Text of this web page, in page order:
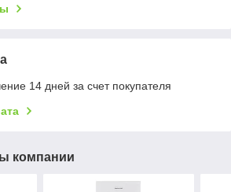
14 дней за счет покупателя
компании